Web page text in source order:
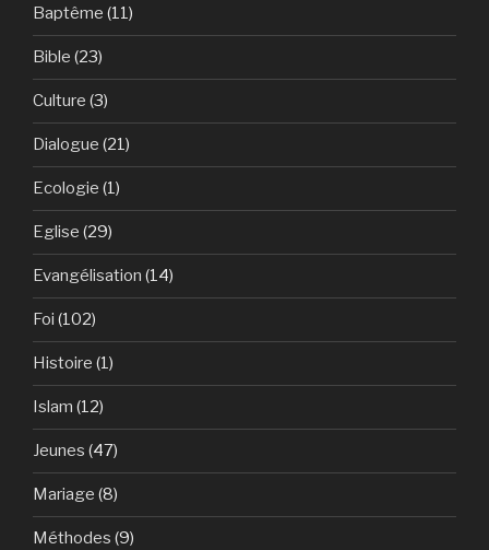
Baptême (11)
Bible (23)
Culture (3)
Dialogue (21)
Ecologie (1)
Eglise (29)
Evangélisation (14)
Foi (102)
Histoire (1)
Islam (12)
Jeunes (47)
Mariage (8)
Méthodes (9)